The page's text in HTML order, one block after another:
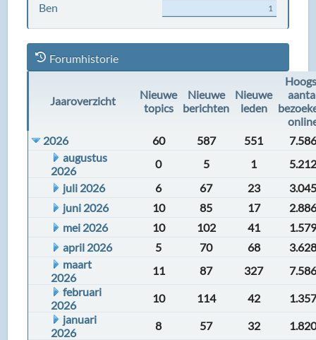
Ben 1
Forumhistorie
Jaaroverzicht
Nieuwe
topics
Nieuwe
berichten
Nieuwe
leden
2026
60 587 551
7.586
augustus
2026
0 5 1
5.212
juli 2026
6 67 23
3.045
juni 2026
10 85 17
2.886
mei 2026
10 102 41
1.579
april 2026
5 70 68
3.628
maart
2026
11 87 327
7.586
februari
2026
10 114 42
1.357
januari
2026
8 57 32
1.820